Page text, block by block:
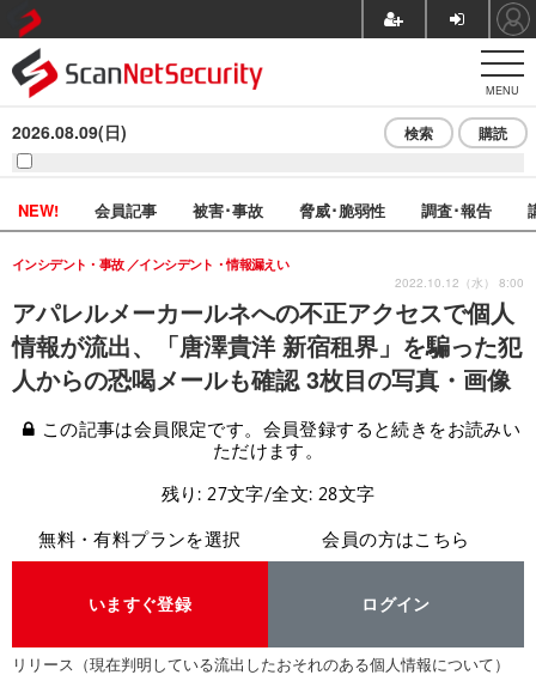
MENU
2026.08.09(日) 検索 購読
NEW! 会員記事 被害･事故 脅威･脆弱性 調査･報告
アパレルメーカールネへの不正アクセスで個人
情報が流出、「唐澤貴洋 新宿租界」を騙った犯
人からの恐喝メールも確認 3枚目の写真・画像
インシデント・事故 インシデント・情報漏えい
2022.10.12（水） 8:00
この記事は会員限定です。会員登録すると続きをお読みい
ただけます。
残り: 27文字/全文: 28文字
無料・有料プランを選択
いますぐ登録
会員の方はこちら
ログイン
リリース（現在判明している流出したおそれのある個人情報について）